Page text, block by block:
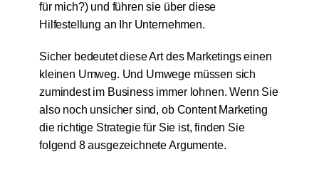
für mich?) und führen sie über diese
Hilfestellung an Ihr Unternehmen.
Sicher bedeutet diese Art des Marketings einen
kleinen Umweg. Und Umwege müssen sich
zumindest im Business immer lohnen. Wenn Sie
also noch unsicher sind, ob Content Marketing
die richtige Strategie für Sie ist, finden Sie
folgend 8 ausgezeichnete Argumente.